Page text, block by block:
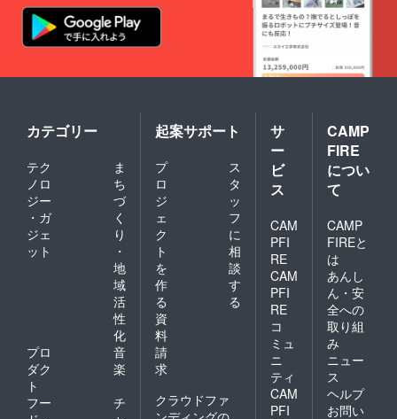
カテゴリー
テク
ノロ
ジー
・ガ
ジェ
ット
ま
ち
づ
く
り
・
地
域
活
性
化
プロ
ダク
ト
音
楽
フー
チ
起案サポート
プ
ロ
ジ
ェ
ク
ト
を
作
る
ス
タ
ッ
フ
に
相
談
す
る
資
料
請
求
クラウドファ
サ
ー
ビ
ス
CAM
PFI
RE
CAM
PFI
RE
コ
ミュ
ニ
ティ
CAM
PFI
CAMP
FIRE
につい
て
CAMP
FIREと
は
あんし
ん・安
全への
取り組
み
ニュー
ス
ヘルプ
お問い